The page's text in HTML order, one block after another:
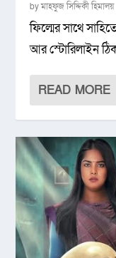
byমাহফুজ সিদ্দিকী হিমালয়
ফিল্মের সাথে
আর স্টোরিলাইন
READ MORE